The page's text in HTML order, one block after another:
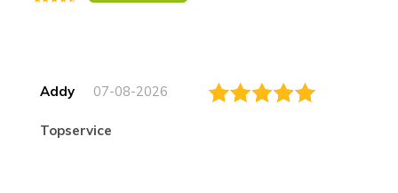
Addy 07-08-2026
topservice